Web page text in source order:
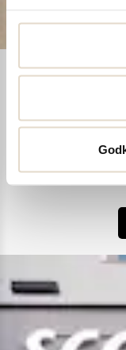
skede, samt
användning, har vi